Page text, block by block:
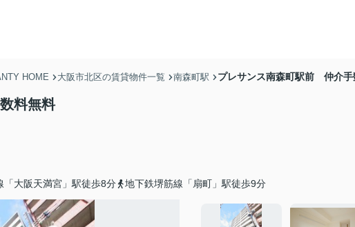
HOME 大阪市北区の賃貸物件一覧 南森町駅 プレサンス南森町駅前 仲介手
料無料
「大阪天満宮」駅徒歩8分 地下鉄堺筋線「扇町」駅徒歩9分